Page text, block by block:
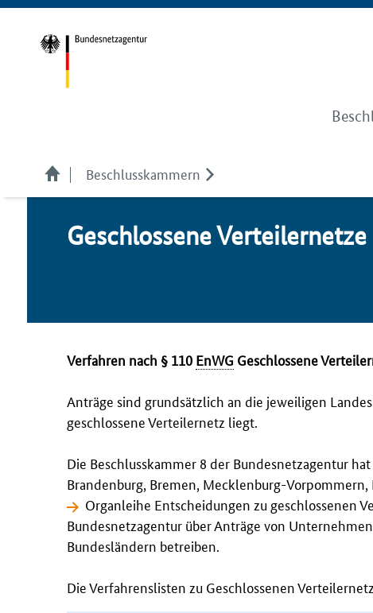
Beschlusskammern
Ge­schlos­se­ne Ver­tei­ler­net­ze
Verfahren nach § 110 EnWG Geschlossene
Anträge sind grundsätzlich an die jeweiligen
geschlossene Verteilernetz liegt.
Die Beschlusskammer 8 der Bundesnetzagentur
Brandenburg, Bremen, Mecklenburg-
Organleihe Entscheidungen zu geschlossenen
Bundesnetzagentur über Anträge von
Bundesländern betreiben.
Die Verfahrenslisten zu Geschlossenen